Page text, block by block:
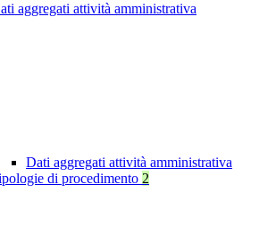
aggregati attività amministrativa
Dati aggregati attività amministrativa
di procedimento 2